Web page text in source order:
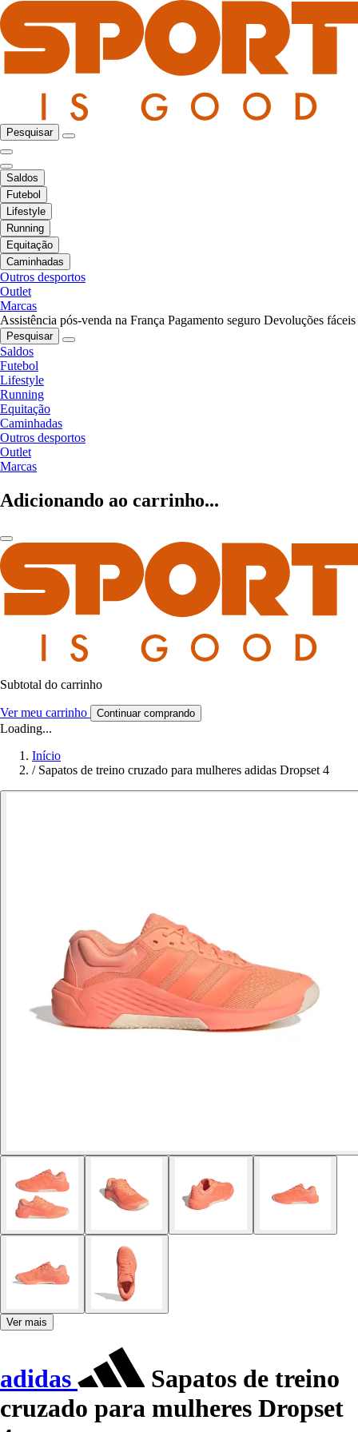
Pesquisar
Saldos
Futebol
Lifestyle
Running
Equitação
Caminhadas
Outros desportos
Outlet
Marcas
Assistência pós-venda na França Pagamento seguro Devoluções fáceis
Pesquisar
Saldos
Futebol
Lifestyle
Running
Equitação
Caminhadas
Outros desportos
Outlet
Marcas
Adicionando ao carrinho...
Subtotal do carrinho
Ver meu carrinho Continuar comprando
Loading...
Início
/ Sapatos de treino cruzado para mulheres adidas Dropset 4
Ver mais
adidas
Sapatos de treino
cruzado para mulheres Dropset